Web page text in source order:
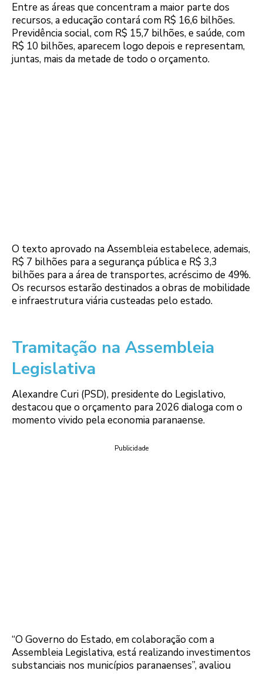
Entre as áreas que concentram a maior parte dos
recursos, a educação contará com R$ 16,6 bilhões.
Previdência social, com R$ 15,7 bilhões, e saúde, com
R$ 10 bilhões, aparecem logo depois e representam,
juntas, mais da metade de todo o orçamento.
O texto aprovado na Assembleia estabelece, ademais,
R$ 7 bilhões para a segurança pública e R$ 3,3
bilhões para a área de transportes, acréscimo de 49%.
Os recursos estarão destinados a obras de mobilidade
e infraestrutura viária custeadas pelo estado.
Tramitação na Assembleia
Legislativa
Alexandre Curi (PSD), presidente do Legislativo,
destacou que o orçamento para 2026 dialoga com o
momento vivido pela economia paranaense.
Publicidade
“O Governo do Estado, em colaboração com a
Assembleia Legislativa, está realizando investimentos
substanciais nos municípios paranaenses”, avaliou